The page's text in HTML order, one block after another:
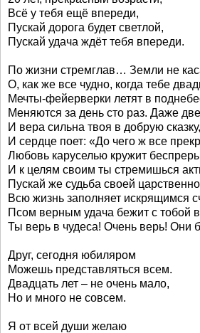
Всё у тебя ещё впереди,
Пускай дорога будет светлой,
Пускай удача ждёт тебя впереди.
По жизни стремглав… Земли не
О, как же все чудно, когда тебе
Мечты-фейерверки летят в
Меняются за день сто раз. Даже
И вера сильна твоя в добрую сказку,
И сердце поет: «До чего ж все
Любовь каруселью кружит
И к целям своим ты стремишься
Пускай же судьба своей
Всю жизнь заполняет искрящимся
Псом верным удача бежит с тобой
Ты верь в чудеса! Очень верь! Они
Друг, сегодня юбиляром
Можешь представляться всем.
Двадцать лет – не очень мало,
Но и много не совсем.
Я от всей души желаю